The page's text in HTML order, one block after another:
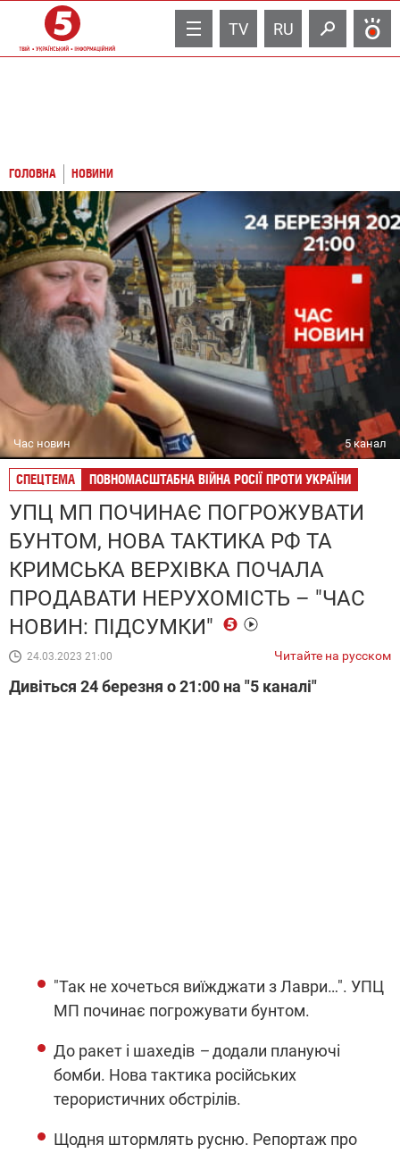
TV RU
ГОЛОВНА НОВИНИ
Час новин 5 канал
СПЕЦТЕМА ПОВНОМАСШТАБНА ВІЙНА РОСІЇ ПРОТИ УКРАЇНИ
УПЦ МП ПОЧИНАЄ ПОГРОЖУВАТИ
БУНТОМ, НОВА ТАКТИКА РФ ТА
КРИМСЬКА ВЕРХІВКА ПОЧАЛА
ПРОДАВАТИ НЕРУХОМІСТЬ – "ЧАС
НОВИН: ПІДСУМКИ"
24.03.2023 21:00 Читайте на русском
Дивіться 24 березня о 21:00 на "5 каналі"
"Так не хочеться виїжджати з Лаври…". УПЦ
МП починає погрожувати бунтом.
До ракет і шахедів –додали плануючі
бомби. Нова тактика російських
терористичних обстрілів.
Щодня штормлять русню. Репортаж про